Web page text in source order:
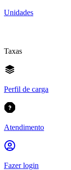
Unidades
Taxas
Perfil de carga
Atendimento
Fazer login